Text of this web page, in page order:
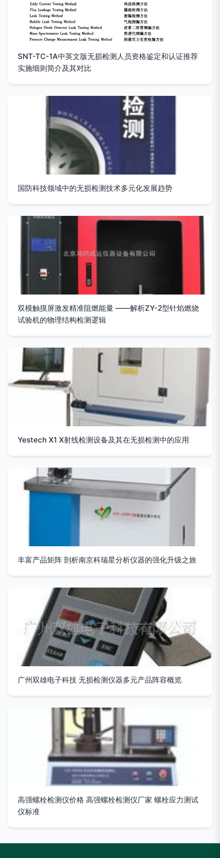
SNT-TC-1A中英文版无损检测人员资格鉴定和认证推荐
实施细则简介及其对比
国防科技领域中的无损检测技术多元化发展趋势
双模触摸屏激发精准阻燃能量 ——解析ZY-2型针焰燃烧
试验机的物理结构检测逻辑
Yestech X1 X射线检测设备及其在无损检测中的应用
丰富产品矩阵 剖析南京科瑞星分析仪器的强化升级之旅
广州双雄电子科技 无损检测仪器多元产品阵容概览
高强螺栓检测仪价格 高强螺栓检测仪厂家 螺栓应力测试
仪标准